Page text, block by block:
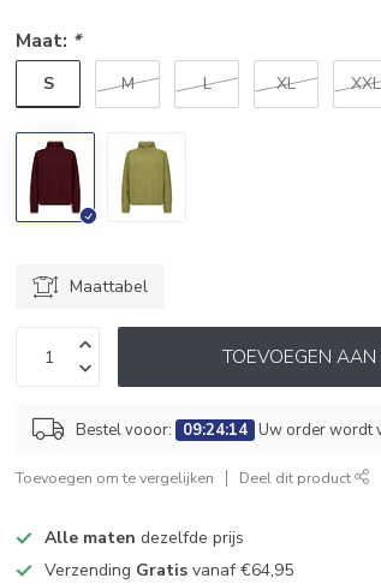
Maat: *
S M L XL XXL
Maattabel
TOEVOEGEN
Bestel vooor: 09:24:14 Uw order wordt
Toevoegen om te vergelijken Deel dit product
Alle maten dezelfde prijs
Verzending Gratis vanaf €64,95